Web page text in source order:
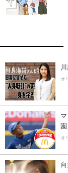
オ
園
オ